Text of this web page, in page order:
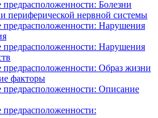
предрасположенности: Болезни
периферической нервной системы
предрасположенности: Нарушения
предрасположенности: Нарушения
предрасположенности: Образ жизни
факторы
предрасположенности: Описание
предрасположенности: